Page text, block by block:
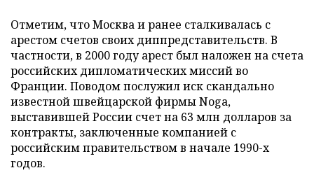
Отметим, что Москва и ранее сталкивалась с
арестом счетов своих диппредставительств. В
частности, в 2000 году арест был наложен на счета
российских дипломатических миссий во
Франции. Поводом послужил иск скандально
известной швейцарской фирмы Noga,
выставившей России счет на 63 млн долларов за
контракты, заключенные компанией с
российским правительством в начале 1990-х
годов.